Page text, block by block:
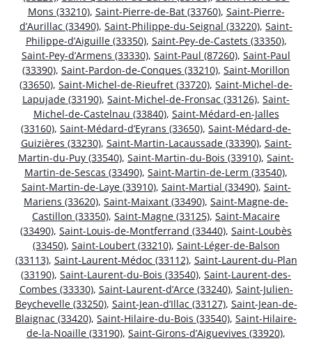
Mons (33210), Saint-Pierre-de-Bat (33760), Saint-Pierre-
d’Aurillac (33490), Saint-Philippe-du-Seignal (33220), Saint-
Philippe-d’Aiguille (33350), Saint-Pey-de-Castets (33350),
Saint-Pey-d’Armens (33330), Saint-Paul (87260), Saint-Paul
(33390), Saint-Pardon-de-Conques (33210), Saint-Morillon
(33650), Saint-Michel-de-Rieufret (33720), Saint-Michel-de-
Lapujade (33190), Saint-Michel-de-Fronsac (33126), Saint-
Michel-de-Castelnau (33840), Saint-Médard-en-Jalles
(33160), Saint-Médard-d’Eyrans (33650), Saint-Médard-de-
Guizières (33230), Saint-Martin-Lacaussade (33390), Saint-
Martin-du-Puy (33540), Saint-Martin-du-Bois (33910), Saint-
Martin-de-Sescas (33490), Saint-Martin-de-Lerm (33540),
Saint-Martin-de-Laye (33910), Saint-Martial (33490), Saint-
Mariens (33620), Saint-Maixant (33490), Saint-Magne-de-
Castillon (33350), Saint-Magne (33125), Saint-Macaire
(33490), Saint-Louis-de-Montferrand (33440), Saint-Loubès
(33450), Saint-Loubert (33210), Saint-Léger-de-Balson
(33113), Saint-Laurent-Médoc (33112), Saint-Laurent-du-Plan
(33190), Saint-Laurent-du-Bois (33540), Saint-Laurent-des-
Combes (33330), Saint-Laurent-d’Arce (33240), Saint-Julien-
Beychevelle (33250), Saint-Jean-d’Illac (33127), Saint-Jean-de-
Blaignac (33420), Saint-Hilaire-du-Bois (33540), Saint-Hilaire-
de-la-Noaille (33190), Saint-Girons-d’Aiguevives (33920),